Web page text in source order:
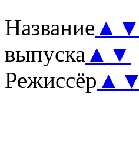
Название ▲ ▼
выпуска ▲ ▼
Режиссёр ▲ ▼